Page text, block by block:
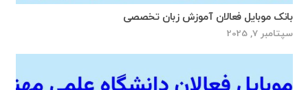
بانک موبایل فعالان آموزش زبان تخصصی
سپتامبر 7, 2025